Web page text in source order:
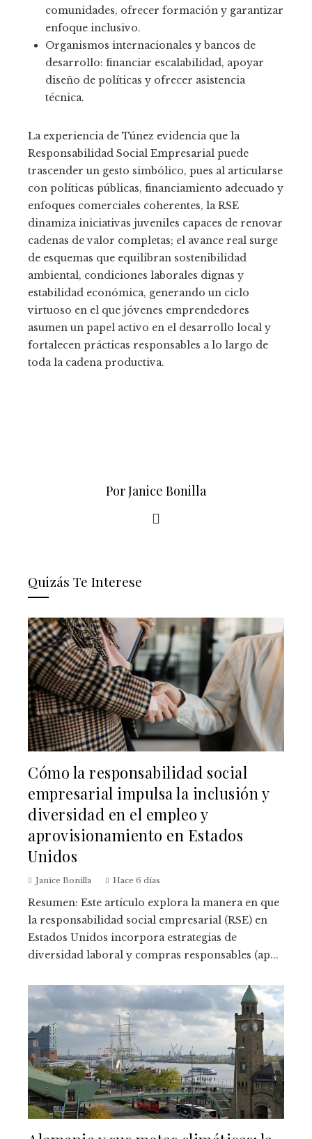
comunidades, ofrecer formación y garantizar
enfoque inclusivo.
Organismos internacionales y bancos de
desarrollo: financiar escalabilidad, apoyar
diseño de políticas y ofrecer asistencia
técnica.
La experiencia de Túnez evidencia que la
Responsabilidad Social Empresarial puede
trascender un gesto simbólico, pues al articularse
con políticas públicas, financiamiento adecuado y
enfoques comerciales coherentes, la RSE
dinamiza iniciativas juveniles capaces de renovar
cadenas de valor completas; el avance real surge
de esquemas que equilibran sostenibilidad
ambiental, condiciones laborales dignas y
estabilidad económica, generando un ciclo
virtuoso en el que jóvenes emprendedores
asumen un papel activo en el desarrollo local y
fortalecen prácticas responsables a lo largo de
toda la cadena productiva.
Por Janice Bonilla
Quizás Te Interese
Cómo la responsabilidad social
empresarial impulsa la inclusión y
diversidad en el empleo y
aprovisionamiento en Estados
Unidos
Janice Bonilla Hace 6 días
Resumen: Este artículo explora la manera en que
la responsabilidad social empresarial (RSE) en
Estados Unidos incorpora estrategias de
diversidad laboral y compras responsables (ap...